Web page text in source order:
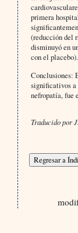
primera
(reducción del
disminuyó en
con el placebo).
Conclusiones:
significativos a
nefropatía, fue
Traducido por